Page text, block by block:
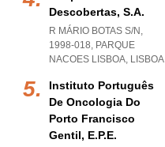
Descobertas, S.a.
R MÁRIO BOTAS S/N,
1998-018, PARQUE
NACOES LISBOA, LISBOA
Instituto Português
De Oncologia Do
Porto Francisco
Gentil, E.p.e.